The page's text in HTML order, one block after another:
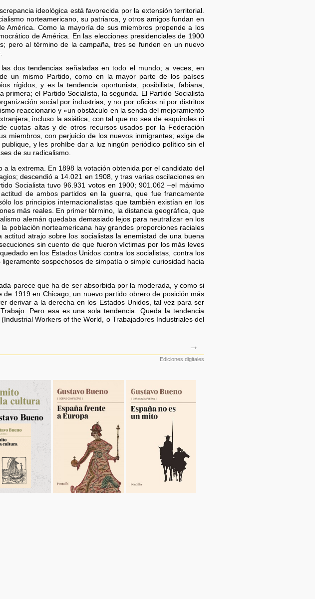
ideológica está favorecida por la extensión territorial.
norteamericano, su patriarca, y otros amigos fundan en
América. Como la mayoría de sus miembros propende a los
de América. En las elecciones presidenciales de 1900
pero al término de la campaña, tres se funden en un nuevo
dos tendencias señaladas en todo el mundo; a veces, en
un mismo Partido, como en la mayor parte de los países
rígidos, y es la tendencia oportunista, posibilista, fabiana,
primera; el Partido Socialista, la segunda. El Partido Socialista
social por industrias, y no por oficios ni por distritos
reaccionario y «un obstáculo en la senda del mejoramiento
incluso la asiática, con tal que no sea de esquiroles ni
cuotas altas y de otros recursos usados por la Federación
miembros, con perjuicio de los nuevos inmigrantes; exige de
y les prohíbe dar a luz ningún periódico político sin el
de su radicalismo.
la extrema. En 1898 la votación obtenida por el candidato del
descendió a 14.021 en 1908, y tras varias oscilaciones en
Socialista tuvo 96.931 votos en 1900; 901.062 –el máximo
de ambos partidos en la guerra, que fue francamente
los principios internacionalistas que también existían en los
más reales. En primer término, la distancia geográfica, que
alemán quedaba demasiado lejos para neutralizar en los
población norteamericana hay grandes proporciones raciales
atrajo sobre los socialistas la enemistad de una buena
sin cuento de que fueron víctimas por los más leves
en los Estados Unidos contra los socialistas, contra los
sospechosos de simpatía o simple curiosidad hacia
parece que ha de ser absorbida por la moderada, y como si
1919 en Chicago, un nuevo partido obrero de posición más
derivar a la derecha en los Estados Unidos, tal vez para ser
Pero esa es una sola tendencia. Queda la tendencia
Workers of the World, o Trabajadores Industriales del
→
Ediciones digitales